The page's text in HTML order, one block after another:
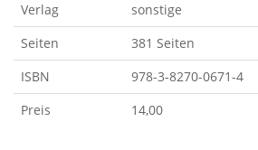
Verlag
sonstige
Seiten
381 Seiten
ISBN
978-3-8270-0671-4
Preis
14,00